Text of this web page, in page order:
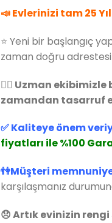
📣 Evlerinizi tam 25
⭐ Yeni bir başlangıç
zaman doğru
👷‍♂️ Uzman
zamandan tasarruf
✅ Kaliteye önem
fiyatları ile %100
👫Müşteri
karşılaşmanız
😞 Artık evinizin